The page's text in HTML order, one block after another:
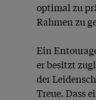
optimal zu
Rahmen zu
Ein
er besitzt
der
Treue. Dass